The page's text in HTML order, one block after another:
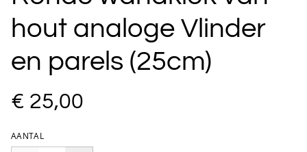
hout analoge Vlinder
en parels (25cm)
€ 25,00
AANTAL